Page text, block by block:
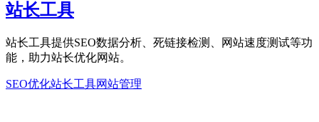
站长工具
站长工具提供SEO数据分析、死链接检测、网站速度测试等功
能，助力站长优化网站。
SEO优化站长工具网站管理